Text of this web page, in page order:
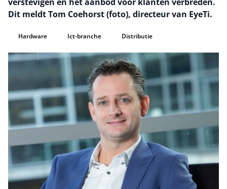
Dit meldt Tom Coehorst (foto), directeur van EyeTi.
Hardware Ict-branche Distributie